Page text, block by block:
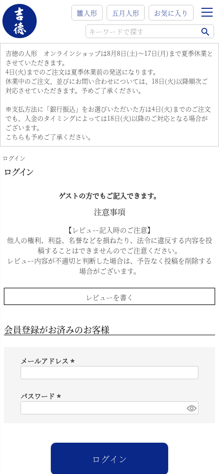
雛人形 五月人形 お気に入り
吉徳の人形 オンラインショップは8月8日(土)～17日(月)まで夏季休業と
させていただきます。
4日(火)までのご注文は夏季休業前の発送になります。
休業中のご注文、並びにお問い合わせについては、18日(火)以降順次ご
対応させていただきます。予めご了承ください。
※支払方法に「銀行振込」をお選びいただいた方は4日(火)までのご注文
でも、入金のタイミングによっては18日(火)以降のご対応となる場合が
ございます。
こちらも予めご了承ください。
ログイン
ログイン
ゲストの方でもご記入できます。
注意事項
【レビュー記入時のご注意】
他人の権利、利益、名誉などを損ねたり、法令に違反する内容を投
稿することはできませんのでご注意ください。
レビュー内容が不適切と判断した場合は、予告なく投稿を削除する
場合がございます。
レビューを書く
会員登録がお済みのお客様
メールアドレス
)
パスワード
ログイン